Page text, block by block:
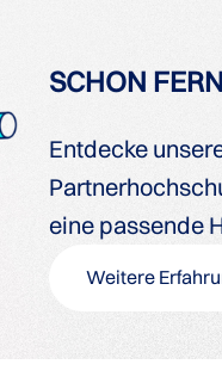
SCHON
Entdecke
eine passende
Weitere